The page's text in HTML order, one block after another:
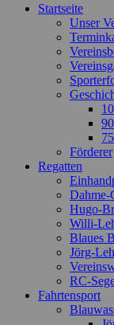
Zum
Startseite
Unser
Förderer
Regatten
Dahme-
Hugo-
Willi-
Blaues
Jörg-
RC-
Fahrtensport